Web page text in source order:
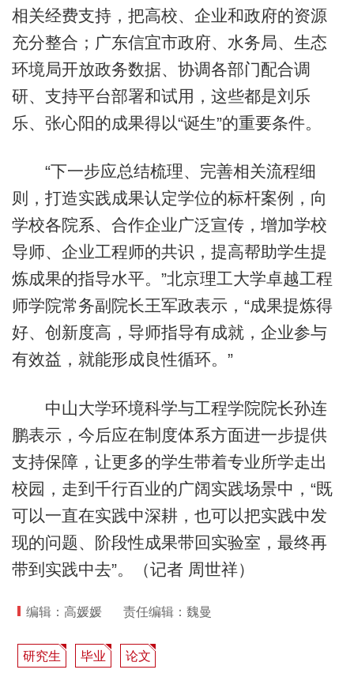
相关经费支持，把高校、企业和政府的资源
充分整合；广东信宜市政府、水务局、生态
环境局开放政务数据、协调各部门配合调
研、支持平台部署和试用，这些都是刘乐
乐、张心阳的成果得以“诞生”的重要条件。
“下一步应总结梳理、完善相关流程细
则，打造实践成果认定学位的标杆案例，向
学校各院系、合作企业广泛宣传，增加学校
导师、企业工程师的共识，提高帮助学生提
炼成果的指导水平。”北京理工大学卓越工程
师学院常务副院长王军政表示，“成果提炼得
好、创新度高，导师指导有成就，企业参与
有效益，就能形成良性循环。”
中山大学环境科学与工程学院院长孙连
鹏表示，今后应在制度体系方面进一步提供
支持保障，让更多的学生带着专业所学走出
校园，走到千行百业的广阔实践场景中，“既
可以一直在实践中深耕，也可以把实践中发
现的问题、阶段性成果带回实验室，最终再
带到实践中去”。（记者 周世祥）
编辑：高媛媛 责任编辑：魏曼
研究生 毕业 论文